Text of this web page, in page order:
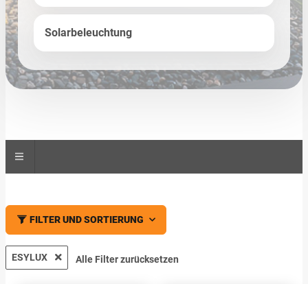
Solarbeleuchtung
FILTER UND SORTIERUNG
ESYLUX Alle Filter zurücksetzen